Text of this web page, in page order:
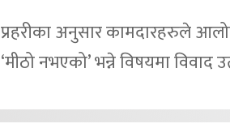
प्रहरीका अनुसार कामदारहरुले
‘मीठो नभएको’ भन्ने विषयमा विवाद